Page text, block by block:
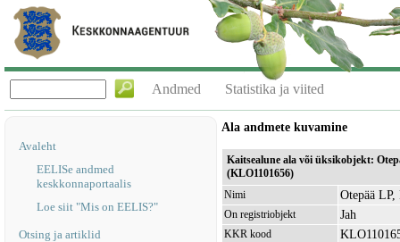
Andmed Statistika ja viited
Avaleht
EELISe andmed
keskkonnaportaalis
Loe siit "Mis on EELIS?"
Otsing ja artiklid
Ala andmete kuvamine
Kaitsealune ala või üksikobjekt:
(KLO1101656)
Nimi
Otepää LP,
On registriobjekt Jah
KKR kood